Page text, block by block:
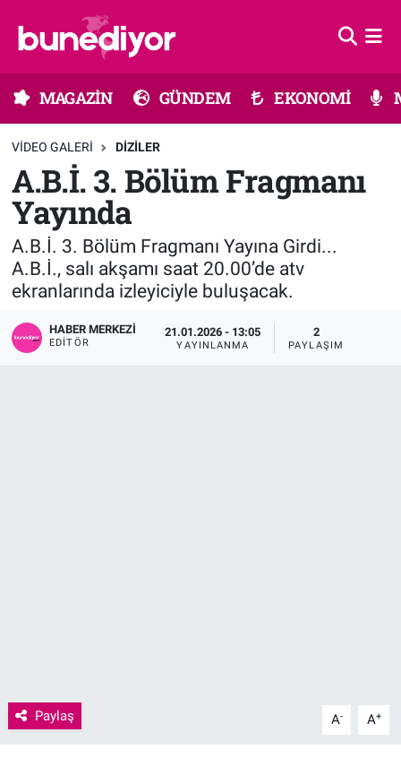
MAGAZİN GÜNDEM EKONOMİ
VIDEO GALERI DIZILER
A.B.İ. 3. Bölüm Fragmanı
Yayında
A.B.İ. 3. Bölüm Fragmanı Yayına Girdi...
A.B.İ., salı akşamı saat 20.00’de atv
ekranlarında izleyiciyle buluşacak.
HABER MERKEZI
EDITÖR
21.01.2026 - 13:05
YAYINLANMA
2
PAYLAŞIM
Paylaş A- A+
Dünya
Gündem
Moda
Kültür Sanat
Magazin
EKONOMİ
MÜZİK
MODA
SAĞLIK
TEKNOLOJİ
Süper Lig Puan Durumu ve Fikstür
Tüm Manşetler
Son Dakika Haberleri
Haber Arşivi